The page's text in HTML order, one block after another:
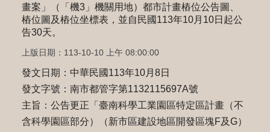
畫案」（「機3」機關用地）都市計畫樁位公告圖、
樁位圖及樁位坐標表，並自民國113年10月10日起公
告30天。
上版日期：113-10-10 上午 08:00:00
發文日期：中華民國113年10月8日
發文字號：南市都管字第1132115697A號
主旨：公告更正「臺南科學工業園區特定區計畫（不
含科學園區部分）（新市區建設地區開發區塊F及G）